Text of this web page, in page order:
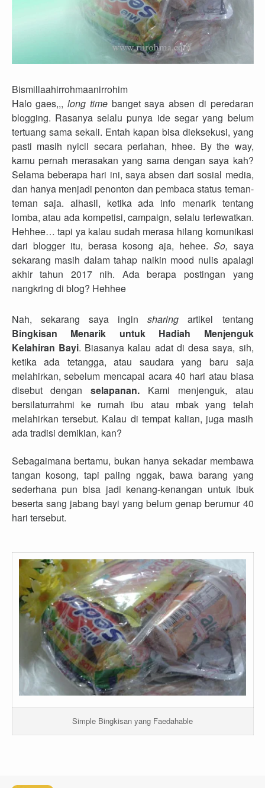
Bismillaahirrohmaanirrohim
Halo gaes,,, long timebanget saya absen di peredaran
blogging. Rasanya selalu punya ide segar yang belum
tertuang sama sekali. Entah kapan bisa dieksekusi, yang
pasti masih nyicil secara perlahan, hhee. By the way,
kamu pernah merasakan yang sama dengan saya kah?
Selama beberapa hari ini, saya absen dari sosial media,
dan hanya menjadi penonton dan pembaca status teman-
teman saja. alhasil, ketika ada info menarik tentang
lomba, atau ada kompetisi, campaign, selalu terlewatkan.
Hehhee… tapi ya kalau sudah merasa hilang komunikasi
dari blogger itu, berasa kosong aja, hehee.So, saya
sekarang masih dalam tahap naikin mood nulis apalagi
akhir tahun 2017 nih. Ada berapa postingan yang
nangkring di blog? Hehhee
Nah, sekarang saya inginsharing artikel tentang
Bingkisan Menarik untuk Hadiah Menjenguk
Kelahiran Bayi. Biasanya kalau adat di desa saya, sih,
ketika ada tetangga, atau saudara yang baru saja
melahirkan, sebelum mencapai acara 40 hari atau biasa
disebut denganselapanan. Kami menjenguk, atau
bersilaturrahmi ke rumah ibu atau mbak yang telah
melahirkan tersebut. Kalau di tempat kalian, juga masih
ada tradisi demikian, kan?
Sebagaimana bertamu, bukan hanya sekadar membawa
tangan kosong, tapi paling nggak, bawa barang yang
sederhana pun bisa jadi kenang-kenangan untuk ibuk
beserta sang jabang bayi yang belum genap berumur 40
hari tersebut.
Simple Bingkisan yang Faedahable